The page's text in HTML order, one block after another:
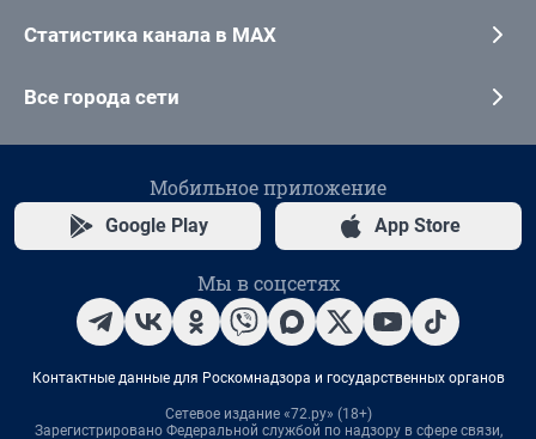
Статистика канала в MAX
Все города сети
Мобильное приложение
Google Play App Store
Мы в соцсетях
Контактные данные для Роскомнадзора и государственных органов
Сетевое издание «72.ру» (18+)
Зарегистрировано Федеральной службой по надзору в сфере связи,